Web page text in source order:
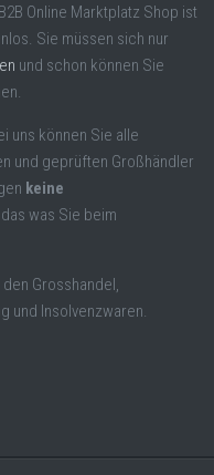
Online Marktplatz Shop ist
Sie müssen sich nur
und schon können Sie
uns können Sie alle
und geprüften Großhändler
keine
was Sie beim
Grosshandel,
und Insolvenzwaren.